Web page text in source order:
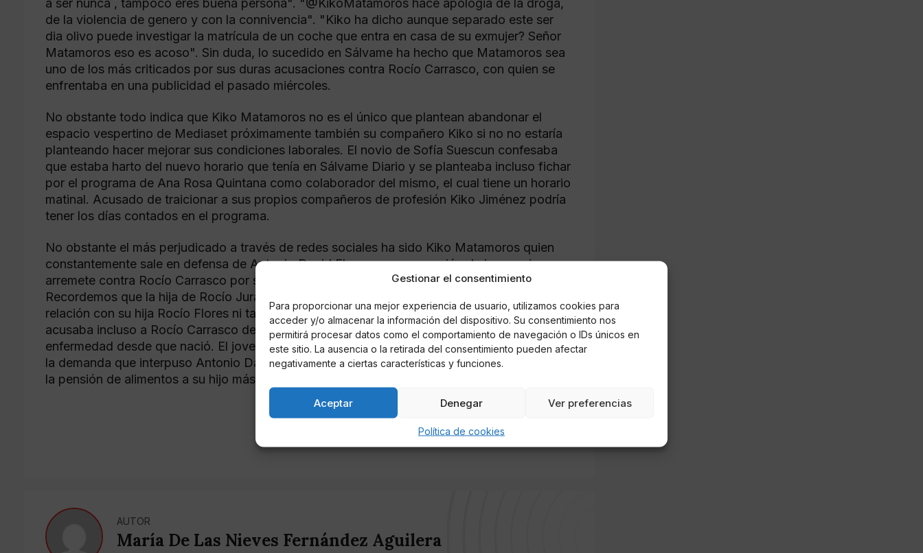
Gestionar el consentimiento
Para proporcionar una mejor experiencia de usuario, utilizamos cookies para
acceder y/o almacenar la información del dispositivo. Su consentimiento nos
permitirá procesar datos como el comportamiento de navegación o IDs únicos en
este sitio. La ausencia o la retirada del consentimiento pueden afectar
negativamente a ciertas características y funciones.
Aceptar Denegar Ver preferencias
Política de cookies
a ser nunca , tampoco eres buena persona". "@KikoMatamoros hace apologia de la droga,
de la violencia de genero y con la connivencia". "Kiko ha dicho aunque separado este ser
dia olivo puede investigar la matrícula de un coche que entra en casa de su exmujer? Señor
Matamoros eso es acoso". Sin duda, lo sucedido en Sálvame ha hecho que Matamoros sea
uno de los más criticados por sus duras acusaciones contra Rocío Carrasco, con quien se
enfrentaba en una publicidad el pasado miércoles.
No obstante todo indica que Kiko Matamoros no es el único que plantean abandonar el
espacio vespertino de Mediaset próximamente también su compañero Kiko si no no estaría
planteando hacer mejorar sus condiciones laborales. El novio de Sofía Suescun confesaba
que estaba harto del nuevo horario que tenía en Sálvame Diario y se planteaba incluso fichar
por el programa de Ana Rosa Quintana como colaborador del mismo, el cual tiene un horario
matinal. Acusado de traicionar a sus propios compañeros de profesión Kiko Jiménez podría
tener los días contados en el programa.
No obstante el más perjudicado a través de redes sociales ha sido Kiko Matamoros quien
constantemente sale en defensa de Antonio David Flores y su presunción de inocencia y
arremete contra Rocío Carrasco por su forma de tratar a sus dos descendientes.
Recordemos que la hija de Rocío Jurado lleva más de ocho años sin mantener ningún tipo de
relación con su hija Rocío Flores ni tampoco con su hijo pequeño David. Matamoros
acusaba incluso a Rocío Carrasco de no llevar al médico a su hijo David, quien padece una
enfermedad desde que nació. El joven acudir a declarar hace muy poco a los tribunales tras
la demanda que interpuso Antonio David Flores en contra de Rocío Carrasco por impago de
la pensión de alimentos a su hijo más pequeño.
AUTOR
María De Las Nieves Fernández Aguilera